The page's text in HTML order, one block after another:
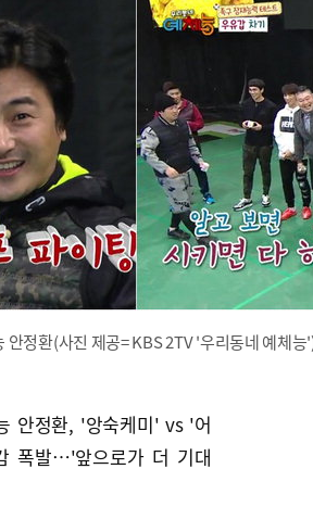
안정환(사진 제공= KBS 2TV '우리동네 예체능
안정환, '앙숙케미' vs '어
폭발…'앞으로가 더 기대